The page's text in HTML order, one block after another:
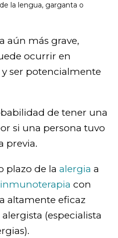
la lengua, garganta o
aún más grave,
ocurrir en
ser potencialmente
de tener una
si una persona tuvo
previa.
plazo de la alergia a
inmunoterapia con
altamente eficaz
(especialista